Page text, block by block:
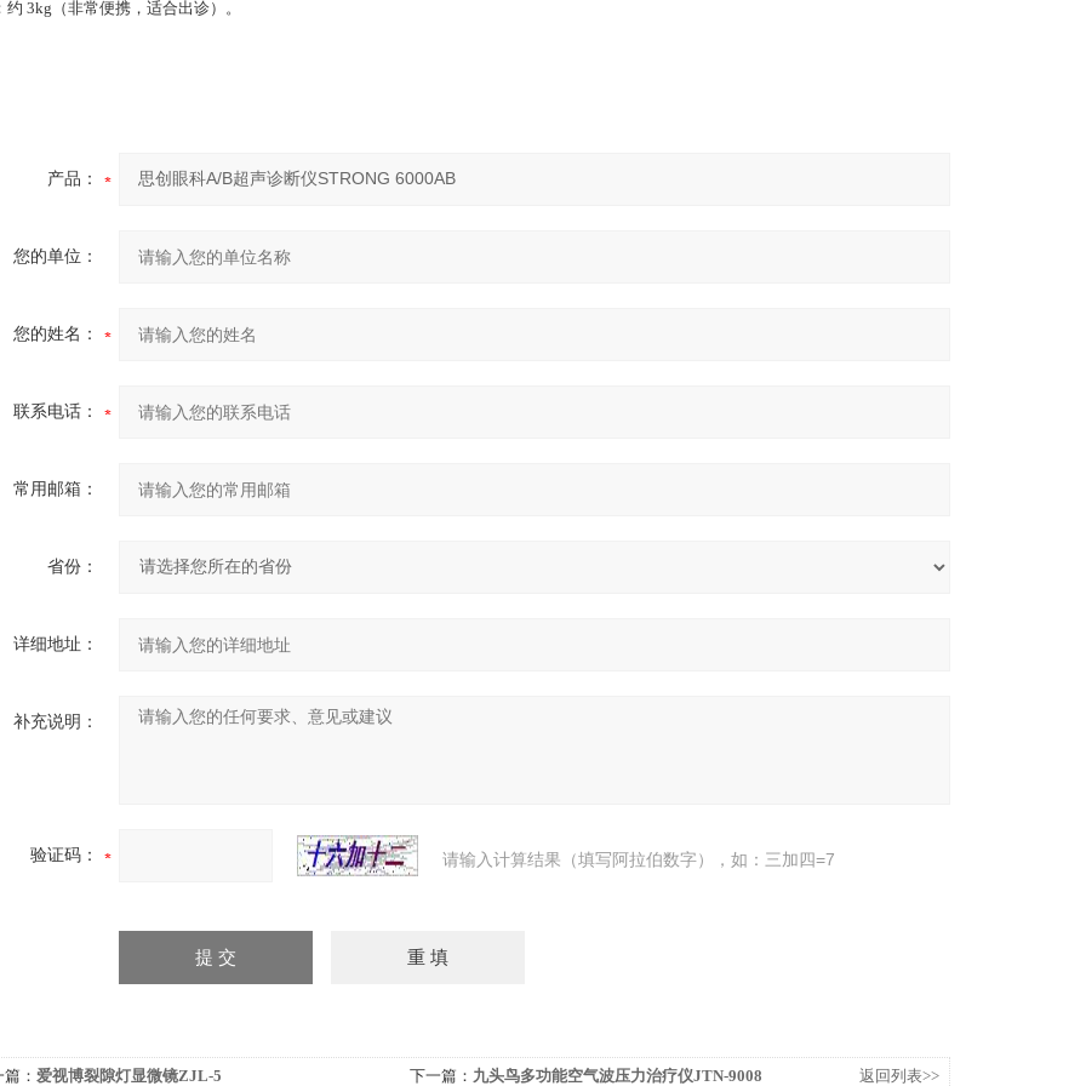
约 3kg（非常便携，适合出诊）。
产品：
您的单位：
您的姓名：
联系电话：
常用邮箱：
省份：
详细地址：
补充说明：
验证码： 请输入计算结果（填写阿拉伯数字），如：三加四=7
： 爱视博裂隙灯显微镜ZJL-5 下一篇： 九头鸟多功能空气波压力治疗仪JTN-9008 返回列表>>